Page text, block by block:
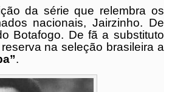
da série que relembra os
nacionais, Jairzinho. De
Botafogo. De fã a substituto
na seleção brasileira a
.